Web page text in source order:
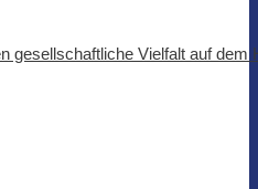
gesellschaftliche Vielfalt auf dem